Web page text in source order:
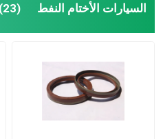
السيارات الأختام النفط (23)